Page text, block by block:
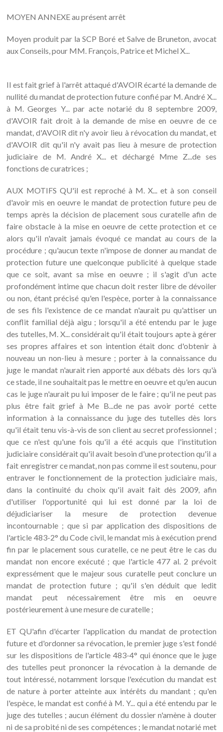
MOYEN ANNEXE au présent arrêt
Moyen produit par la SCP Boré et Salve de Bruneton, avocat
aux Conseils, pour MM. François, Patrice et Michel X...
Il est fait grief à l'arrêt attaqué d'AVOIR écarté la demande de
nullité du mandat de protection future confié par M. André X...
à M. Georges Y... par acte notarié du 8 septembre 2009,
d'AVOIR fait droit à la demande de mise en oeuvre de ce
mandat, d'AVOIR dit n'y avoir lieu à révocation du mandat, et
d'AVOIR dit qu'il n'y avait pas lieu à mesure de protection
judiciaire de M. André X... et déchargé Mme Z...de ses
fonctions de curatrices ;
AUX MOTIFS QU'il est reproché à M. X... et à son conseil
d'avoir mis en oeuvre le mandat de protection future peu de
temps après la décision de placement sous curatelle afin de
faire obstacle à la mise en oeuvre de cette protection et ce
alors qu'il n'avait jamais évoqué ce mandat au cours de la
procédure ; qu'aucun texte n'impose de donner au mandat de
protection future une quelconque publicité à quelque stade
que ce soit, avant sa mise en oeuvre ; il s'agit d'un acte
profondément intime que chacun doit rester libre de dévoiler
ou non, étant précisé qu'en l'espèce, porter à la connaissance
de ses fils l'existence de ce mandat n'aurait pu qu'attiser un
conflit familial déjà aigu ; lorsqu'il a été entendu par le juge
des tutelles, M. X... considérait qu'il était toujours apte à gérer
ses propres affaires et son intention était donc d'obtenir à
nouveau un non-lieu à mesure ; porter à la connaissance du
juge le mandat n'aurait rien apporté aux débats dès lors qu'à
ce stade, il ne souhaitait pas le mettre en oeuvre et qu'en aucun
cas le juge n'aurait pu lui imposer de le faire ; qu'il ne peut pas
plus être fait grief à Me B...de ne pas avoir porté cette
information à la connaissance du juge des tutelles dès lors
qu'il était tenu vis-à-vis de son client au secret professionnel ;
que ce n'est qu'une fois qu'il a été acquis que l'institution
judiciaire considérait qu'il avait besoin d'une protection qu'il a
fait enregistrer ce mandat, non pas comme il est soutenu, pour
entraver le fonctionnement de la protection judiciaire mais,
dans la continuité du choix qu'il avait fait dès 2009, afin
d'utiliser l'opportunité qui lui est donné par la loi de
déjudiciariser la mesure de protection devenue
incontournable ; que si par application des dispositions de
l'article 483-2° du Code civil, le mandat mis à exécution prend
fin par le placement sous curatelle, ce ne peut être le cas du
mandat non encore exécuté ; que l'article 477 al. 2 prévoit
expressément que le majeur sous curatelle peut conclure un
mandat de protection future ; qu'il s'en déduit que ledit
mandat peut nécessairement être mis en oeuvre
postérieurement à une mesure de curatelle ;
ET QU'afin d'écarter l'application du mandat de protection
future et d'ordonner sa révocation, le premier juge s'est fondé
sur les dispositions de l'article 483-4° qui énonce que le juge
des tutelles peut prononcer la révocation à la demande de
tout intéressé, notamment lorsque l'exécution du mandat est
de nature à porter atteinte aux intérêts du mandant ; qu'en
l'espèce, le mandat est confié à M. Y... qui a été entendu par le
juge des tutelles ; aucun élément du dossier n'amène à douter
ni de sa probité ni de ses compétences ; le mandat notarié met